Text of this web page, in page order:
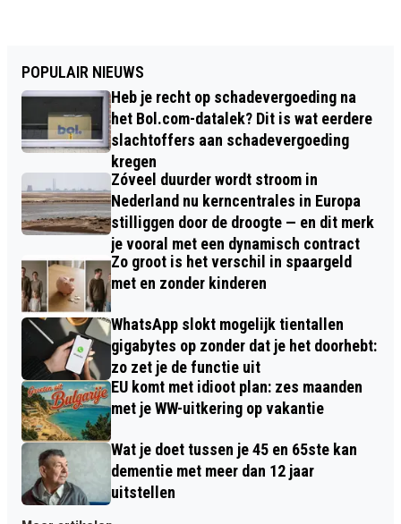
POPULAIR NIEUWS
Heb je recht op schadevergoeding na
het Bol.com-datalek? Dit is wat eerdere
slachtoffers aan schadevergoeding
kregen
Zóveel duurder wordt stroom in
Nederland nu kerncentrales in Europa
stilliggen door de droogte — en dit merk
je vooral met een dynamisch contract
Zo groot is het verschil in spaargeld
met en zonder kinderen
WhatsApp slokt mogelijk tientallen
gigabytes op zonder dat je het doorhebt:
zo zet je de functie uit
EU komt met idioot plan: zes maanden
met je WW-uitkering op vakantie
Wat je doet tussen je 45 en 65ste kan
dementie met meer dan 12 jaar
uitstellen